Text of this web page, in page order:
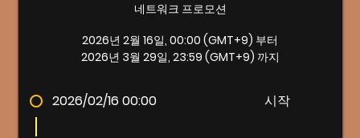
네트워크 프로모션
2026년 2월 16일, 00:00 (GMT+9) 부터
2026년 3월 29일, 23:59 (GMT+9) 까지
2026/02/16 00:00 시작